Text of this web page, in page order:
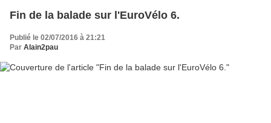
Fin de la balade sur l'EuroVélo 6.
Publié le 02/07/2016 à 21:21
Par Alain2pau